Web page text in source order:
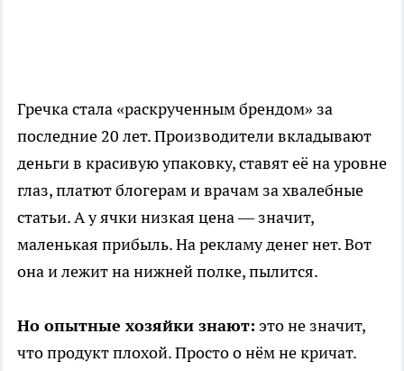
Гречка стала «раскрученным брендом» за
последние 20 лет. Производители вкладывают
деньги в красивую упаковку, ставят её на уровне
глаз, платют блогерам и врачам за хвалебные
статьи. А у ячки низкая цена — значит,
маленькая прибыль. На рекламу денег нет. Вот
она и лежит на нижней полке, пылится.
Но опытные хозяйки знают: это не значит,
что продукт плохой. Просто о нём не кричат.